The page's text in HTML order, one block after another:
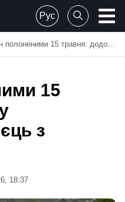
Рус
15 травня: додому повернувся боєць з Чугуївщини
15
з
18:37